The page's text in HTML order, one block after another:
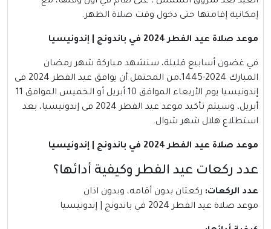
إمكانية إقامتها حتى دخول وقت صلاة الظهر.
موعد صلاة عيد الفطر 2024 في باندونج | إندونيسيا
في غضون أسابيع قليلة، سنشهد مباركة شهر رمضان
المبارك 2024-1445،من المحتمل أن يوافق عيد الفطر 2024 فى
إندونيسيا يوم الأربعاء الموافق 10 أبريل أو الخميس الموافق 11
أبريل، وسيتم تأكيد موعد عيد الفطر 2024 فى إندونيسيا، بعد
استطلاع هلال شهر شوال.
موعد صلاة عيد الفطر 2024 في باندونج | إندونيسيا
عدد ركعات عيد الفطر وكيفية أدائها؟
عدد الركعات: ركعتان بدون أقامه، وبدون اذان
موعد صلاة عيد الفطر 2024 في باندونج | إندونيسيا